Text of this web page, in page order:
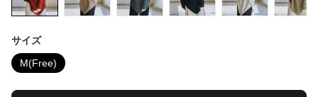
サイズ
M(Free)